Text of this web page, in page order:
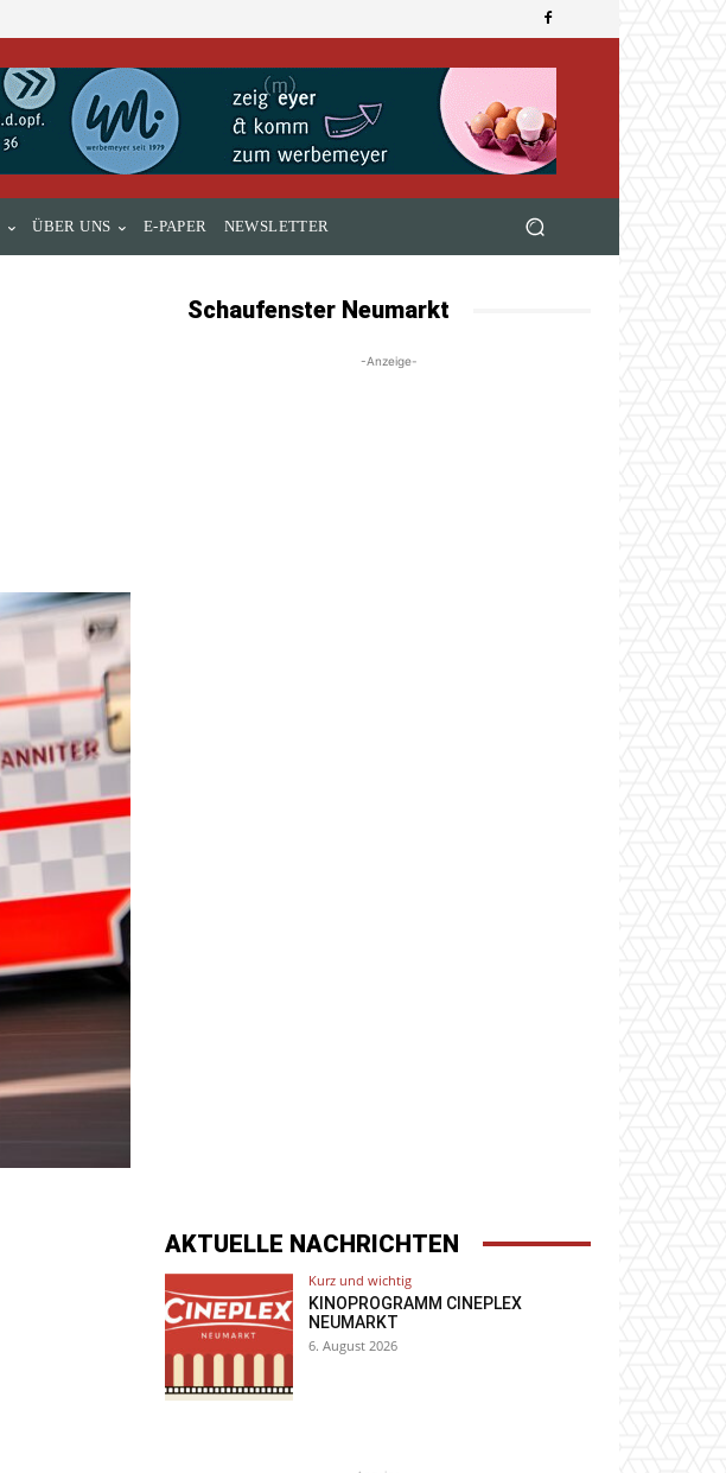
ÜBER UNS E-PAPER NEWSLETTER
Schaufenster Neumarkt
-Anzeige-
AKTUELLE NACHRICHTEN
Kurz und wichtig
KINOPROGRAMM CINEPLEX
NEUMARKT
6. August 2026